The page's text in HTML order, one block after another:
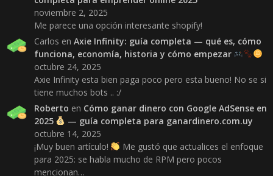
noviembre 2, 2025
Me parece una opción interesante shopify!
Carlos en Axie Infinity: guía completa — qué es, cómo
funciona, economía, historia y cómo empezar
octubre 24, 2025
Axie Infinity esta bien paga poco pero esta bueno! No se si
tiene muchos bots .. :/
Roberto en Cómo ganar dinero con Google AdSense en
2025
— guía completa para ganardinero.com.uy
octubre 14, 2025
¡Muy buen artículo!
Me gustó que actualices el enfoque
para 2025: se habla mucho de RPM pero pocos
mencionan…